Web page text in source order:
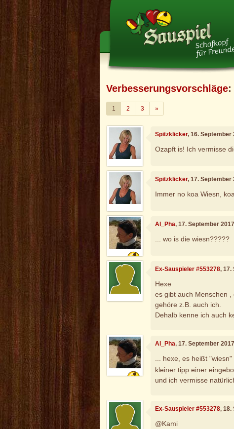
Verbesserungsvorschläge:
1 2 3 »Weiter
Spitzklicker, 16. September
Ozapft is! Ich vermisse
Spitzklicker, 17. September
Immer no koa Wiesn,
Al_Pha, 17. September
... wo is die wiesn?????
Ex-Sauspieler #553278, 17.
Hexe
es gibt auch Menschen
gehöre z.B. auch ich.
Dehalb kenne ich auch
Al_Pha, 17. September
... hexe, es heißt
kleiner tipp einer
und ich vermisse
Ex-Sauspieler #553278, 18.
@Kami